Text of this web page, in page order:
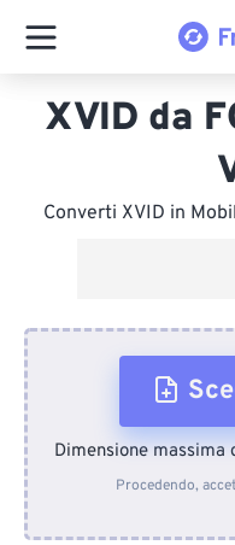
XVID da
Converti XVID in
Dimensione massima
Procedendo,